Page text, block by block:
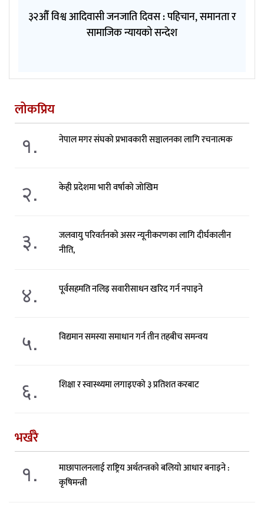
३२औँ विश्व आदिवासी जनजाति दिवस : पहिचान, समानता र
सामाजिक न्यायको सन्देश
लोकप्रिय
१. नेपाल मगर संघको प्रभावकारी सञ्चालनका लागि रचनात्मक
२. केही प्रदेशमा भारी वर्षाको जोखिम
३.
जलवायु परिवर्तनको असर न्यूनीकरणका लागि दीर्घकालीन
नीति,
४. पूर्वसहमति नलिइ सवारीसाधन खरिद गर्न नपाइने
५. विद्यमान समस्या समाधान गर्न तीन तहबीच समन्वय
६. शिक्षा र स्वास्थ्यमा लगाइएको ३ प्रतिशत करबाट
भर्खरै
१.
माछापालनलाई राष्ट्रिय अर्थतन्त्रको बलियो आधार बनाइने :
कृषिमन्त्री